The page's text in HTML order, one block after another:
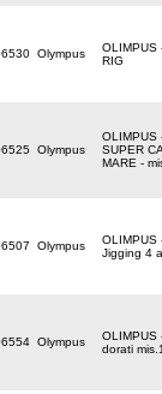
Olympus
OLIMPUS
RIG
Olympus
OLIMPUS
SUPER
MARE -
Olympus
OLIMPUS
Jigging 4
Olympus
OLIMPUS
dorati